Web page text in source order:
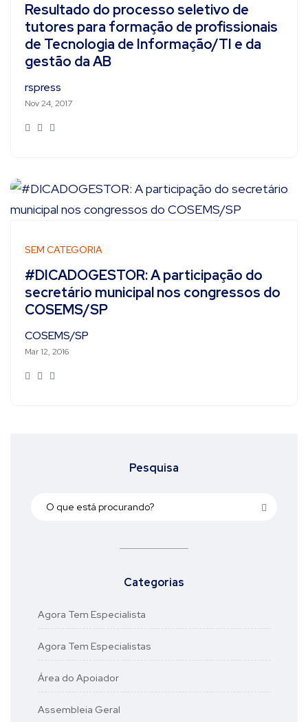
Resultado do processo seletivo de
tutores para formação de profissionais
de Tecnologia de Informação/TI e da
gestão da AB
rspress
Nov 24, 2017
SEM CATEGORIA
#DICADOGESTOR: A participação do
secretário municipal nos congressos do
COSEMS/SP
COSEMS/SP
Mar 12, 2016
Pesquisa
Categorias
Agora Tem Especialista
Agora Tem Especialistas
Área do Apoiador
Assembleia Geral